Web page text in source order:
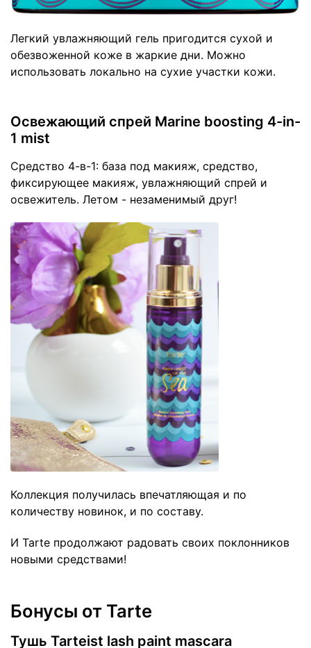
Легкий увлажняющий гель пригодится сухой и
обезвоженной коже в жаркие дни. Можно
использовать локально на сухие участки кожи.
Освежающий спрей Marine boosting 4-in-
1 mist
Средство 4-в-1: база под макияж, средство,
фиксирующее макияж, увлажняющий спрей и
освежитель. Летом - незаменимый друг!
Коллекция получилась впечатляющая и по
количеству новинок, и по составу.
И Tarte продолжают радовать своих поклонников
новыми средствами!
Бонусы от Tarte
Тушь Tarteist lash paint mascara